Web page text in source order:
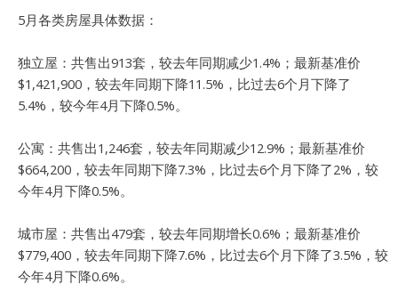
5月各类房屋具体数据：
独立屋： 共售出913套，较去年同期减少1.4%；最新基准价
$1,421,900，较去年同期下降11.5%，比过去6个月下降了
5.4%，较今年4月下降0.5%。
公寓： 共售出1,246套，较去年同期减少12.9%；最新基准价
$664,200，较去年同期下降7.3%，比过去6个月下降了2%，较
今年4月下降0.5%。
城市屋： 共售出479套，较去年同期增长0.6%；最新基准价
$779,400，较去年同期下降7.6%，比过去6个月下降了3.5%，较
今年4月下降0.6%。